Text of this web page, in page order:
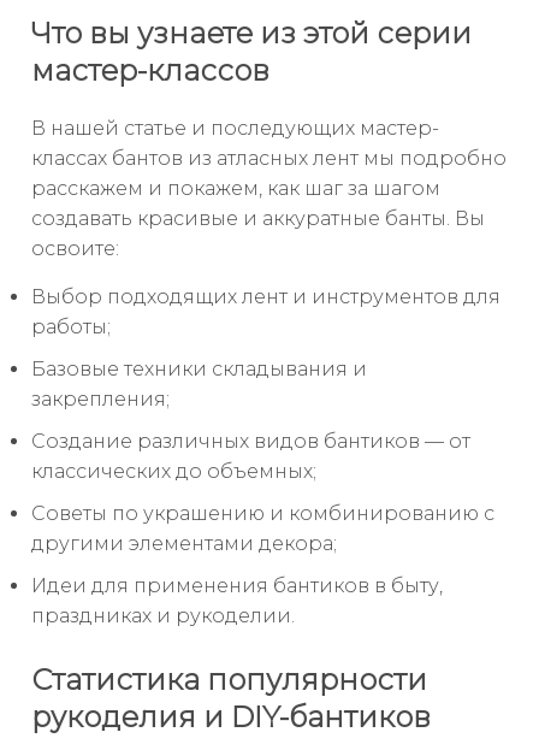
Что вы узнаете из этой серии
мастер-классов
В нашей статье и последующих мастер-
классах бантов из атласных лент мы подробно
расскажем и покажем, как шаг за шагом
создавать красивые и аккуратные банты. Вы
освоите:
Выбор подходящих лент и инструментов для
работы;
Базовые техники складывания и
закрепления;
Создание различных видов бантиков — от
классических до объемных;
Советы по украшению и комбинированию с
другими элементами декора;
Идеи для применения бантиков в быту,
праздниках и рукоделии.
Статистика популярности
рукоделия и DIY-бантиков